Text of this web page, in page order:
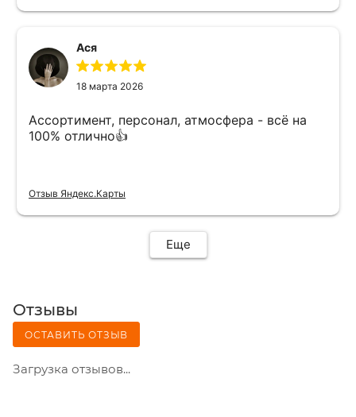
Ася
18 марта 2026
Ассортимент, персонал, атмосфера - всё на
100% отлично👍
Отзыв Яндекс.Карты
Еще
Отзывы
ОСТАВИТЬ ОТЗЫВ
Загрузка отзывов...